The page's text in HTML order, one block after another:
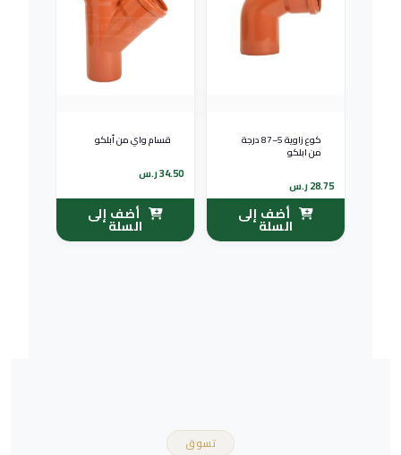
كوع زاوية 5–87 درجة
من ابلكو
28.75ر.س
أضف إلى
السلة
قسام واي من أبلكو
34.50ر.س
أضف إلى
السلة
تسوق